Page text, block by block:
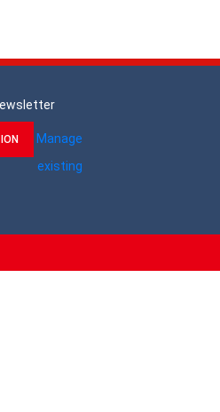
Manage
existing